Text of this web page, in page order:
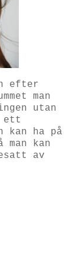
efter
man
utan
ett
ha på
kan
av